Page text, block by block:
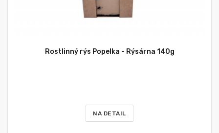
Rostlinný rýs Popelka - Rýsárna 140g
NA DETAIL